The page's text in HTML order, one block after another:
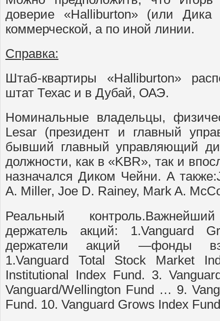
доверие «Halliburton» (или
коммерческой, а по иной линии.
Справка:
Штаб-квартиры «Halliburton»
штат Техас и в Дубай, ОАЭ.
Номинальные владельцы,
Lesar (президент и главный
бывший главный управляющий
должности, как в «KBR», так и
назначался Диком Чейни. А
A. Miller, Joe D. Rainey, Mark A.
Реальный
держатель акций: 1.Vanguard
держатели акций —фонды
1.Vanguard Total Stock Market
Institutional Index Fund. 3.
Vanguard/Wellington Fund … 9.
Fund. 10. Vanguard Grows Index